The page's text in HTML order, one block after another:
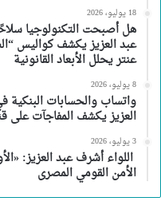
18 يوليو، 2026
هل أصبحت التكنولوجيا
عبد العزيز يكشف كواليس
عنتر يحلل الأبعاد القانونية
8 يوليو، 2026
واتساب والحسابات البنكية
العزيز يكشف المفاجآت على
3 يوليو، 2026
اللواء أشرف عبد العزيز:
الأمن القومي المصرى